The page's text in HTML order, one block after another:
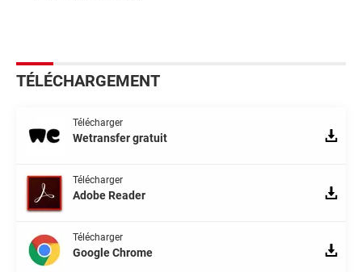
TÉLÉCHARGEMENT
Télécharger
Wetransfer gratuit
Télécharger
Adobe Reader
Télécharger
Google Chrome